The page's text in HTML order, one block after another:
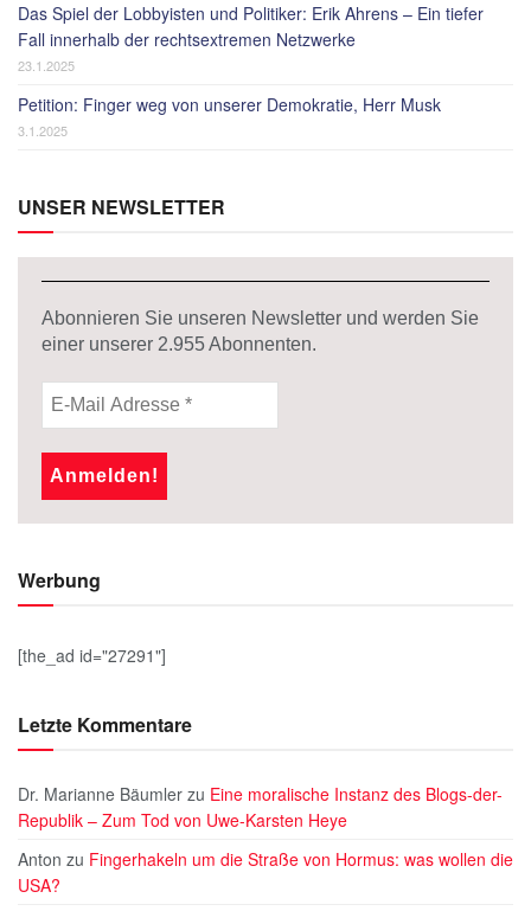
Das Spiel der Lobbyisten und Politiker: Erik Ahrens – Ein tiefer
Fall innerhalb der rechtsextremen Netzwerke
23.1.2025
Petition: Finger weg von unserer Demokratie, Herr Musk
3.1.2025
UNSER NEWSLETTER
Abonnieren Sie unseren Newsletter und werden Sie
einer unserer 2.955Abonnenten.
Werbung
[the_ad id="27291"]
Letzte Kommentare
Dr. Marianne Bäumler zu Eine moralische Instanz des Blogs-der-
Republik – Zum Tod von Uwe-Karsten Heye
Anton zu Fingerhakeln um die Straße von Hormus: was wollen die
USA?